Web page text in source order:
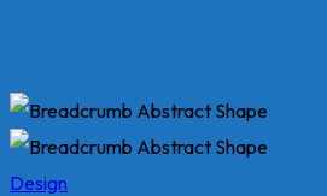
Design